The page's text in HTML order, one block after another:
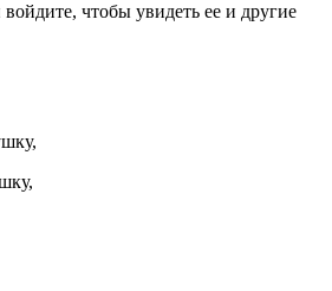
войдите, чтобы увидеть ее и другие